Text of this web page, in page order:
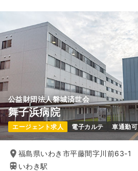
公益財団法人磐城済世会
舞子浜病院
エージェント求人 電子カルテ 車通勤可
福島県いわき市平藤間字川前63-1
いわき駅